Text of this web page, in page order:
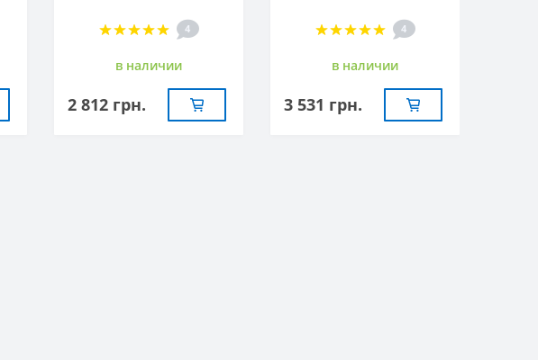
4
в наличии
2 812 грн.
4
в наличии
3 531 грн.